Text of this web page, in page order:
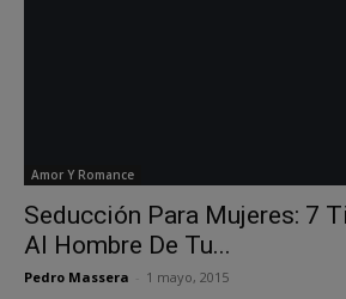
Amor Y Romance
Seducción Para Mujeres: 7
Al Hombre De Tu...
Pedro Massera 1 mayo, 2015